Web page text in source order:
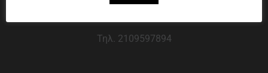
Τηλ. 2109597894